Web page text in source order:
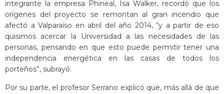
integrante la empresa Phineal, Isa Walker, recordó que los
orígenes del proyecto se remontan al gran incendio que
afectó a Valparaíso en abril del año 2014, “y a partir de eso
quisimos acercar la Universidad a las necesidades de las
personas, pensando en que esto puede permitir tener una
independencia energética en las casas de todos los
porteños”, subrayó.
Por su parte, el profesor Serrano explicó que, más allá de que